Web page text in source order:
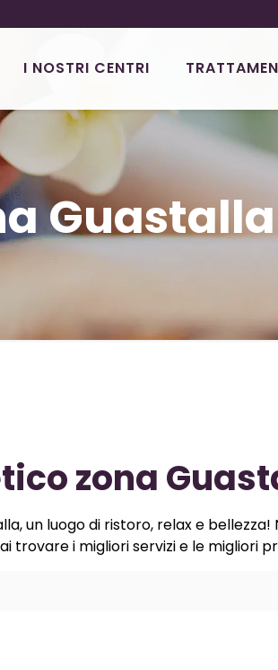
I NOSTRI CENTRI
Guastalla
zona
un luogo di ristoro, relax e
trovare i migliori servizi e le migliori